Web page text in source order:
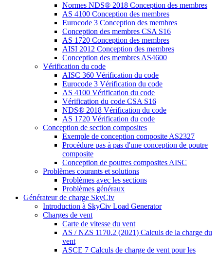
Normes NDS® 2018 Conception des membres
AS 4100 Conception des membres
Eurocode 3 Conception des membres
Conception des membres CSA S16
AS 1720 Conception des membres
AISI 2012 Conception des membres
Conception des membres AS4600
Vérification du code
AISC 360 Vérification du code
Eurocode 3 Vérification du code
AS 4100 Vérification du code
Vérification du code CSA S16
NDS® 2018 Vérification du code
AS 1720 Vérification du code
Conception de section composites
Exemple de conception composite AS2327
Procédure pas à pas d'une conception de poutre
composite
Conception de poutres composites AISC
Problèmes courants et solutions
Problèmes avec les sections
Problèmes généraux
Générateur de charge SkyCiv
Introduction à SkyCiv Load Generator
Charges de vent
Carte de vitesse du vent
AS / NZS 1170.2 (2021) Calculs de la charge du
vent
ASCE 7 Calculs de charge de vent pour les